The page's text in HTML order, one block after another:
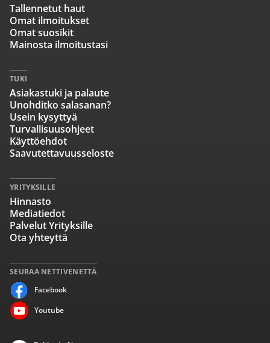
SEURAA NETTIVENETTÄ
Facebook
Youtube
Tallennetut haut
Omat ilmoitukset
Omat suosikit
Mainosta ilmoitustasi
TUKI
Asiakastuki ja palaute
Unohditko salasanan?
Usein kysyttyä
Turvallisuusohjeet
Käyttöehdot
Saavutettavuusseloste
YRITYKSILLE
Hinnasto
Mediatiedot
Palvelut Yrityksille
Ota yhteyttä